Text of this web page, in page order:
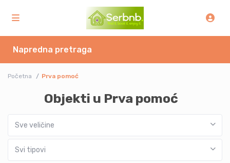
Napredna pretraga
Početna Prva pomoć
Objekti u Prva pomoć
Sve veličine
Svi tipovi